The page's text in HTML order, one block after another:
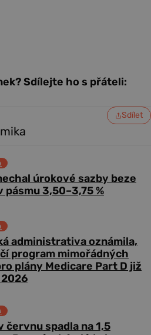
Sdílejte ho s přáteli:
Sdílet
úrokové sazby beze
pásmu 3,50–3,75 %
administrativa oznámila,
program mimořádných
plány Medicare Part D již
červnu spadla na 1,5